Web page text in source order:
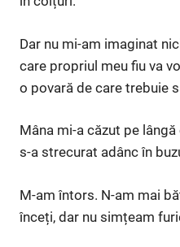
Dar nu mi-am imaginat
care propriul meu fiu va
o povară de care trebuie
Mâna mi-a căzut pe
s-a strecurat adânc în
M-am întors. N-am mai
înceți, dar nu simțeam